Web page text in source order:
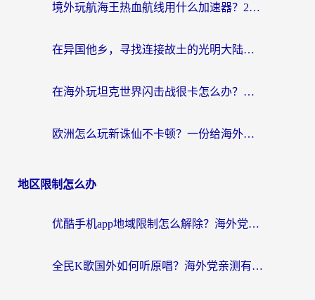
境外玩航海王热血航线用什么加速器？2026海外玩家实测最优方案（附欧洲问道堡垒前线加速技巧）
在异国他乡，寻找连接故土的光明大陆免费加速器
在海外玩坦克世界闪击战很卡怎么办？老玩家亲测有效的加速器选择指南
欧洲怎么玩新诛仙不卡顿？一份给海外游子的国服游戏畅玩指南
地区限制怎么办
优酷手机app地域限制怎么解除？海外党亲测有效的追剧方案
全民K歌国外如何听原唱？海外党亲测有效的回国加速器选择指南